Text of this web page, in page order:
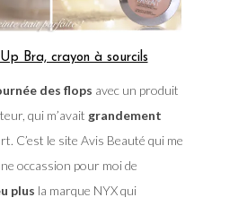
Bra, crayon à sourcils
des flops avec un produit
qui m’avait grandement
C’est le site Avis Beauté qui me
occassion pour moi de
plus la marque NYX qui